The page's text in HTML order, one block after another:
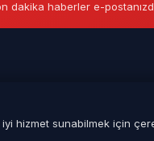
dakika haberler e-
hizmet sunabilmek için